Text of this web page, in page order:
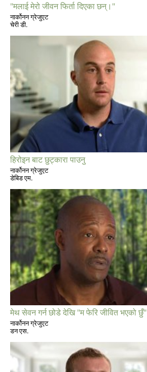
"मलाई मेरो जीवन फिर्ता दिएका छन्।"
नार्कोनन ग्रेजुएट
चेरी डी.
हिरोइन बाट छुट्कारा पाउनु
नार्कोनन ग्रेजुएट
डेबिड एम.
मेथ सेवन गर्न छोडे देखि "म फेरि जीवित भएको छुँ"
नार्कोनन ग्रेजुएट
डन एस.